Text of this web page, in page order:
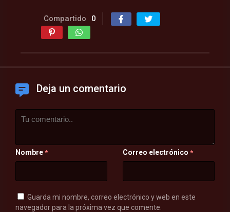
Compartido 0
Deja un comentario
Nombre * Correo electrónico *
Guarda mi nombre, correo electrónico y web en este
navegador para la próxima vez que comente.